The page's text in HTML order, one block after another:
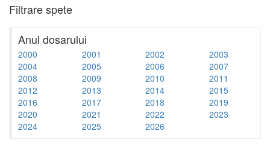
Filtrare spete
Anul dosarului
2000 2001 2002
2003
2004
2005 2006
2007
2008
2009 2010
2011
2012
2013 2014
2015
2016
2017 2018
2019
2020
2021 2022
2023
2024
2025 2026